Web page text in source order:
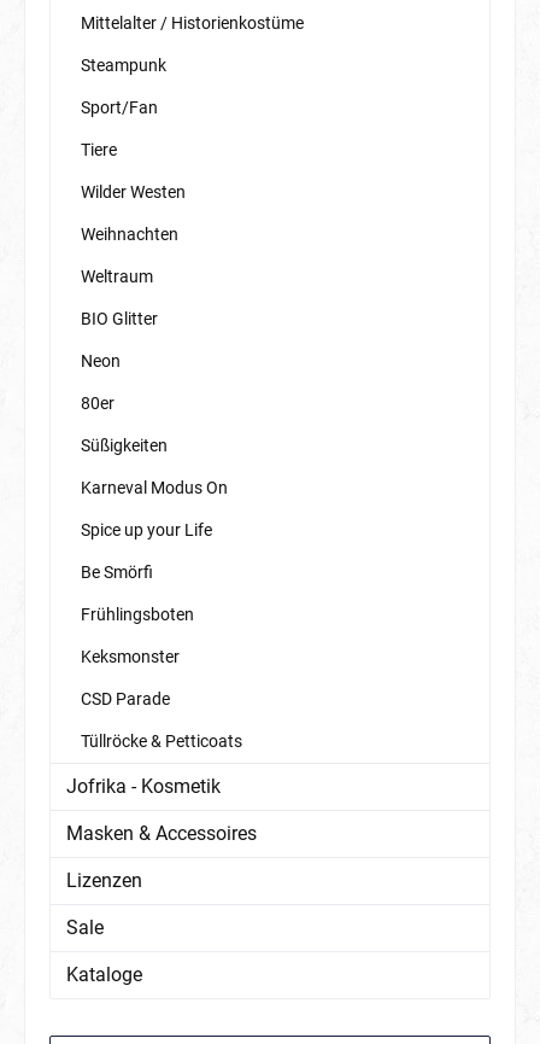
Mittelalter / Historienkostüme
Steampunk
Sport/Fan
Tiere
Wilder Westen
Weihnachten
Weltraum
BIO Glitter
Neon
80er
Süßigkeiten
Karneval Modus On
Spice up your Life
Be Smörfi
Frühlingsboten
Keksmonster
CSD Parade
Tüllröcke & Petticoats
Jofrika - Kosmetik
Masken & Accessoires
Lizenzen
Sale
Kataloge